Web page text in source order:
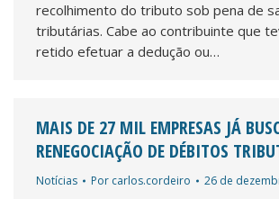
recolhimento do tributo sob pena de
tributárias. Cabe ao contribuinte que
retido efetuar a dedução ou…
MAIS DE 27 MIL EMPRESAS JÁ
RENEGOCIAÇÃO DE DÉBITOS
Notícias Por carlos.cordeiro 26 de